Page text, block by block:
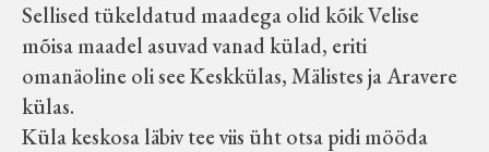
Tagasiside
Sellised tükeldatud maadega olid kõik Velise
mõisa maadel asuvad vanad külad, eriti
omanäoline oli see Keskkülas, Mälistes ja Aravere
külas.
Küla keskosa läbiv tee viis üht otsa pidi mööda